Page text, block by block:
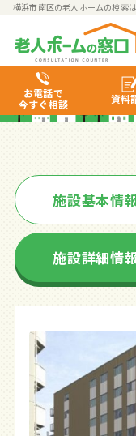
横浜市南区の老人ホームの検索
お電話で
今すぐ相談
資料
ココ
施設基本情
施設詳細情